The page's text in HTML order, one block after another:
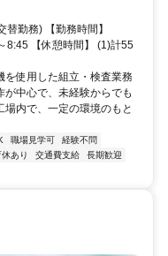
勤務) 【勤務時間】
8:45 【休憩時間】 (1)計55
を使用した組立・検査業務
中心で、未経験からでも
内で、一定の環境のもと
職場見学可
経験不問
休あり 交通費支給
長期歓迎